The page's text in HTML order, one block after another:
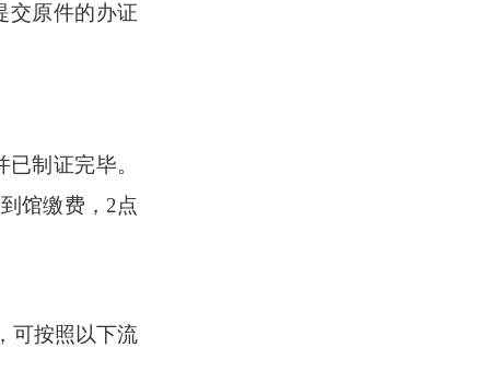
交原件的办证
制证完毕。
馆缴费，2点
可按照以下流